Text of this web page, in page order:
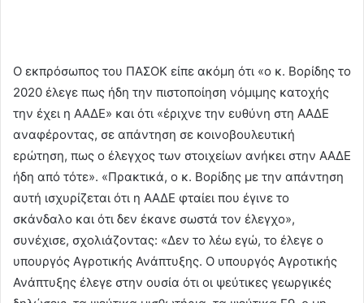
Ο εκπρόσωπος του ΠΑΣΟΚ είπε ακόμη ότι «ο κ. Βορίδης το
2020 έλεγε πως ήδη την πιστοποίηση νόμιμης κατοχής
την έχει η ΑΑΔΕ» και ότι «έριχνε την ευθύνη στη ΑΑΔΕ
αναφέροντας, σε απάντηση σε κοινοβουλευτική
ερώτηση, πως ο έλεγχος των στοιχείων ανήκει στην ΑΑΔΕ
ήδη από τότε». «Πρακτικά, ο κ. Βορίδης με την απάντηση
αυτή ισχυρίζεται ότι η ΑΑΔΕ φταίει που έγινε το
σκάνδαλο και ότι δεν έκανε σωστά τον έλεγχο»,
συνέχισε, σχολιάζοντας: «Δεν το λέω εγώ, το έλεγε ο
υπουργός Αγροτικής Ανάπτυξης. Ο υπουργός Αγροτικής
Ανάπτυξης έλεγε στην ουσία ότι οι ψεύτικες γεωργικές